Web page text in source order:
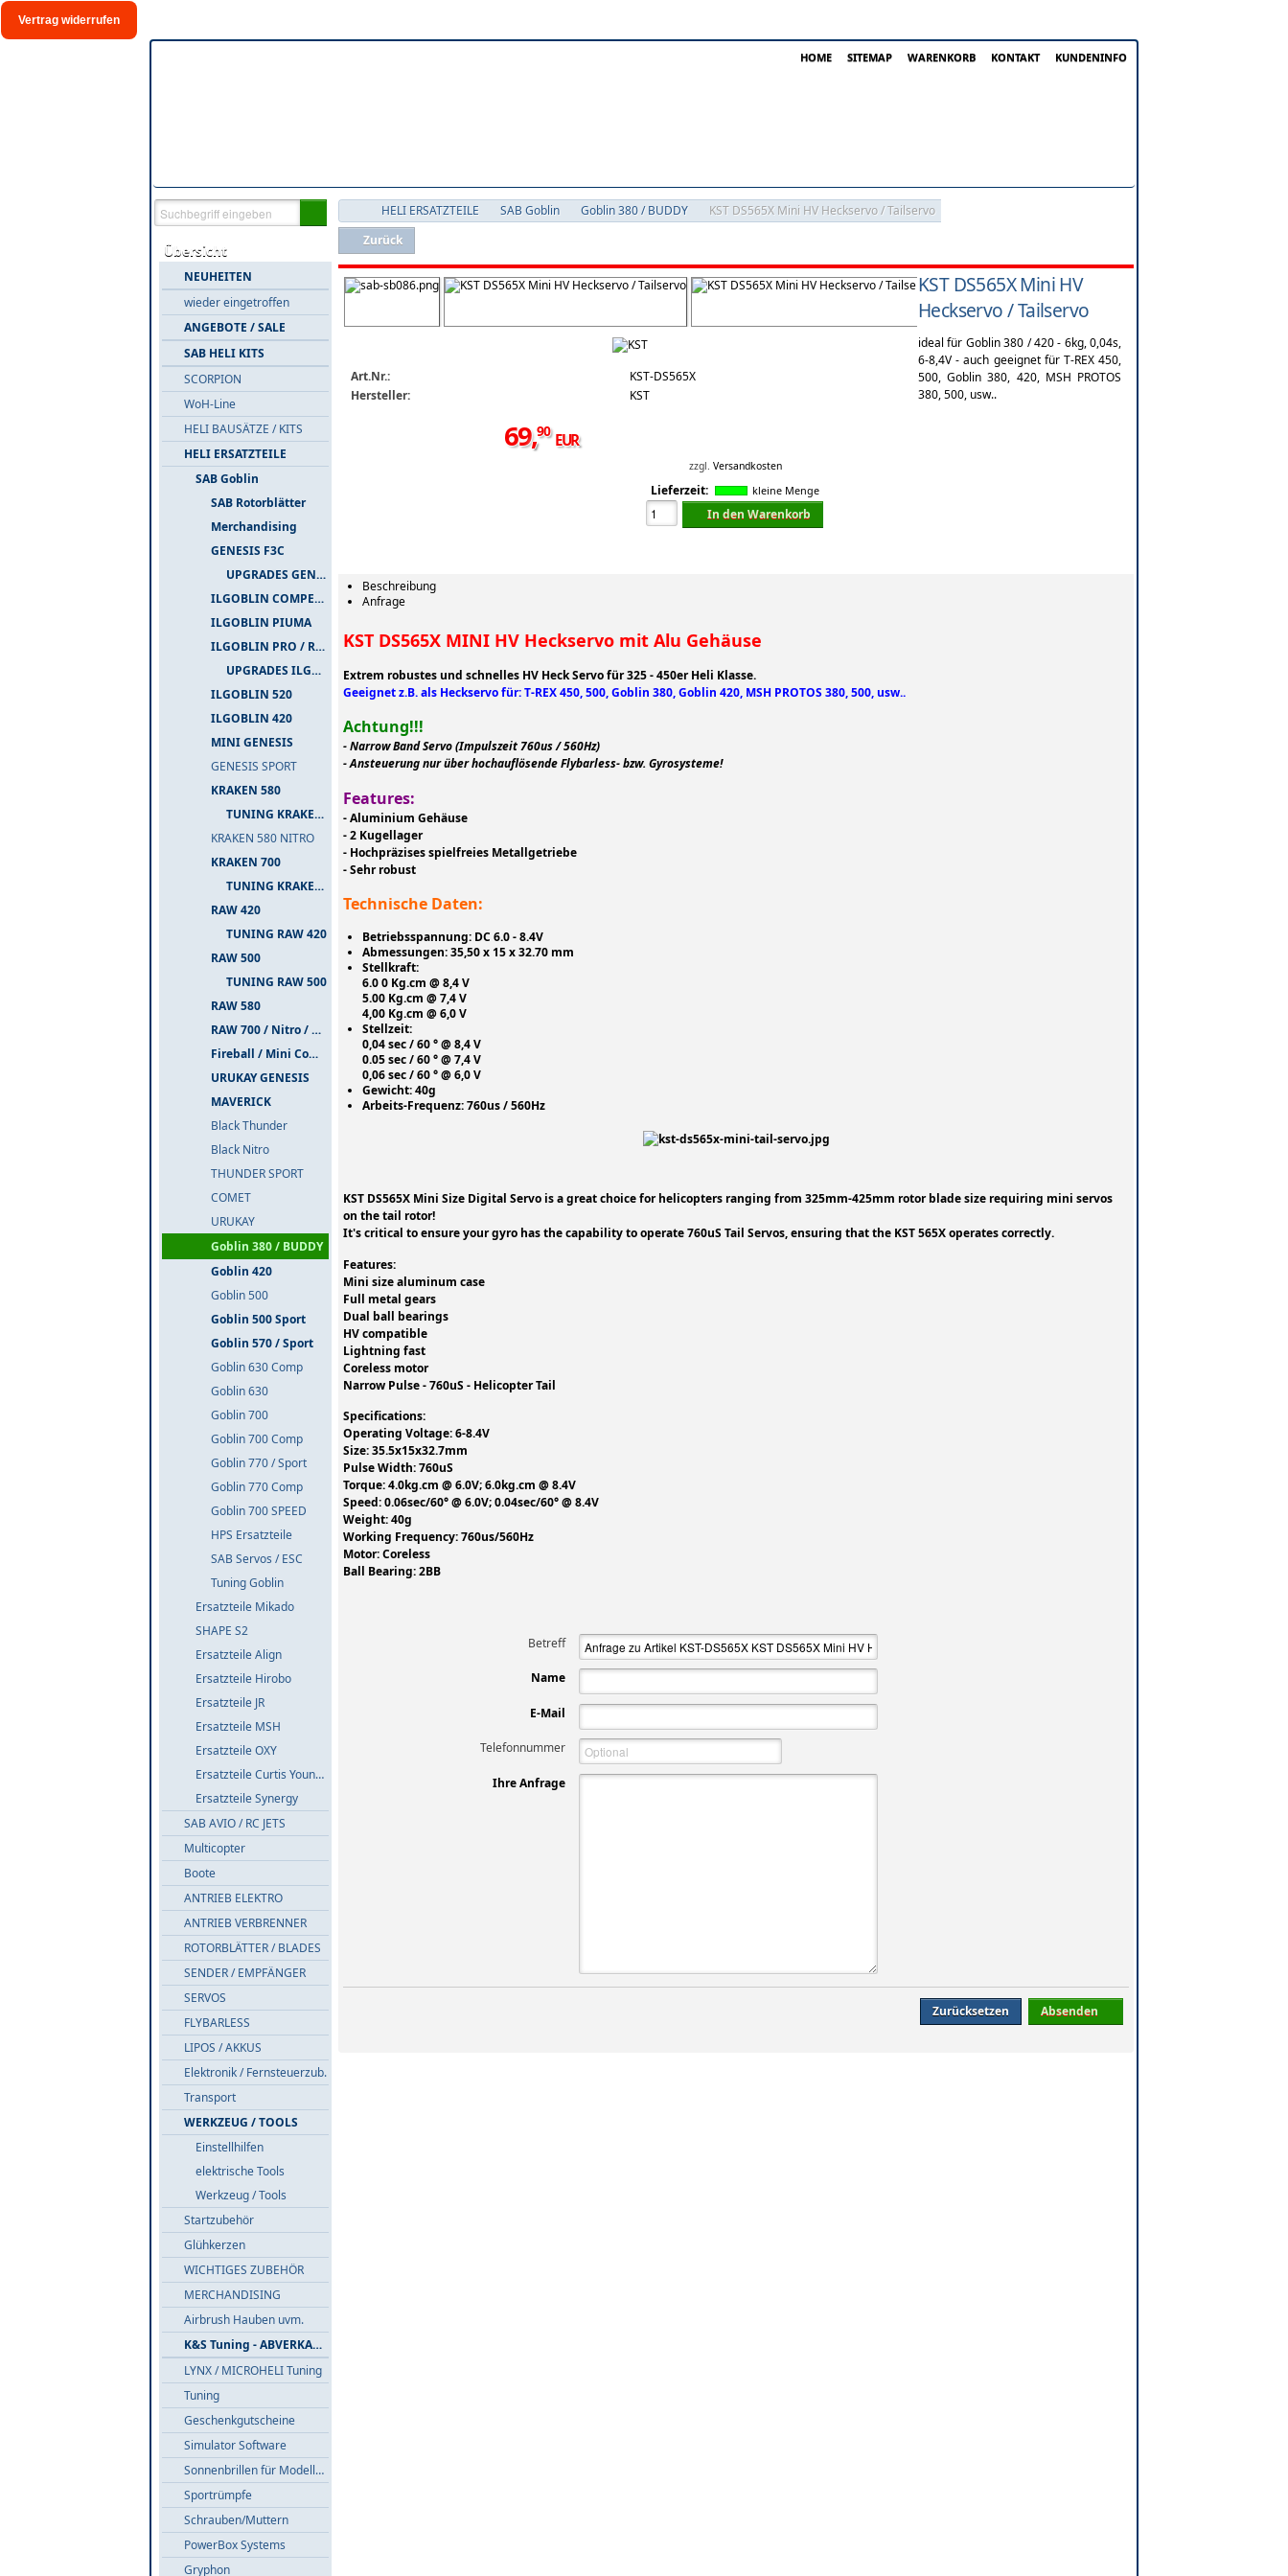
Vertrag widerrufen
HOME SITEMAP WARENKORB KONTAKT KUNDENINFO
Übersicht
NEUHEITEN
wieder eingetroffen
ANGEBOTE / SALE
SAB HELI KITS
SCORPION
WoH-Line
HELI BAUSÄTZE / KITS
HELI ERSATZTEILE
SAB Goblin
SAB Rotorblätter
Merchandising
GENESIS F3C
UPGRADES GENESIS F3C
ILGOBLIN COMPETIZIONE
ILGOBLIN PIUMA
ILGOBLIN PRO / RAW 700
UPGRADES ILGOBLIN PRO / RAW 700
ILGOBLIN 520
ILGOBLIN 420
MINI GENESIS
GENESIS SPORT
KRAKEN 580
TUNING KRAKEN 580
KRAKEN 580 NITRO
KRAKEN 700
TUNING KRAKEN 700
RAW 420
TUNING RAW 420
RAW 500
TUNING RAW 500
RAW 580
RAW 700 / Nitro / PIUMA
Fireball / Mini Comet
URUKAY GENESIS
MAVERICK
Black Thunder
Black Nitro
THUNDER SPORT
COMET
URUKAY
Goblin 380 / BUDDY
Goblin 420
Goblin 500
Goblin 500 Sport
Goblin 570 / Sport
Goblin 630 Comp
Goblin 630
Goblin 700
Goblin 700 Comp
Goblin 770 / Sport
Goblin 770 Comp
Goblin 700 SPEED
HPS Ersatzteile
SAB Servos / ESC
Tuning Goblin
Ersatzteile Mikado
SHAPE S2
Ersatzteile Align
Ersatzteile Hirobo
Ersatzteile JR
Ersatzteile MSH
Ersatzteile OXY
Ersatzteile Curtis Youngblood
Ersatzteile Synergy
SAB AVIO / RC JETS
Multicopter
Boote
ANTRIEB ELEKTRO
ANTRIEB VERBRENNER
ROTORBLÄTTER / BLADES
SENDER / EMPFÄNGER
SERVOS
FLYBARLESS
LIPOS / AKKUS
Elektronik / Fernsteuerzub.
Transport
WERKZEUG / TOOLS
Einstellhilfen
elektrische Tools
Werkzeug / Tools
Startzubehör
Glühkerzen
WICHTIGES ZUBEHÖR
MERCHANDISING
Airbrush Hauben uvm.
K&S Tuning - ABVERKAUF
LYNX / MICROHELI Tuning
Tuning
Geschenkgutscheine
Simulator Software
Sonnenbrillen für Modellflieger
Sportrümpfe
Schrauben/Muttern
PowerBox Systems
Gryphon
HELI ERSATZTEILE SAB Goblin Goblin 380 / BUDDY
KST DS565X Mini HV Heckservo / Tailservo
Zurück
Art.Nr.:
KST-DS565X
Hersteller:
KST
KST DS565X Mini HV
Heckservo / Tailservo
ideal für Goblin 380 / 420 - 6kg, 0,04s,
6-8,4V - auch geeignet für T-REX 450,
500, Goblin 380, 420, MSH PROTOS
380, 500, usw..
69,90 EUR
zzgl. Versandkosten
Lieferzeit: kleine Menge
In den Warenkorb
Beschreibung
Anfrage
KST DS565X MINI HV Heckservo mit Alu Gehäuse
Extrem robustes und schnelles HV Heck Servo für 325 - 450er Heli Klasse.
Geeignet z.B. als Heckservo für: T-REX 450, 500, Goblin 380, Goblin 420, MSH PROTOS 380, 500, usw..
Achtung!!!
-Narrow Band Servo (Impulszeit 760us / 560Hz)
- Ansteuerung nur über hochauflösende Flybarless- bzw. Gyrosysteme!
Features:
- Aluminium Gehäuse
- 2 Kugellager
- Hochpräzises spielfreies Metallgetriebe
- Sehr robust
Technische Daten:
Betriebsspannung: DC 6.0 - 8.4V
Abmessungen: 35,50 x 15 x 32.70 mm
Stellkraft:
6.0 0 Kg.cm @ 8,4 V
5.00 Kg.cm @ 7,4 V
4,00 Kg.cm @ 6,0 V
Stellzeit:
0,04 sec / 60 ° @ 8,4 V
0.05 sec / 60 ° @ 7,4 V
0,06 sec / 60 ° @ 6,0 V
Gewicht: 40g
Arbeits-Frequenz: 760us / 560Hz
KST DS565X Mini Size Digital Servo is a great choice for helicopters ranging from 325mm-425mm rotor blade size requiring mini servos
on the tail rotor!
It's critical to ensure your gyro has the capability to operate 760uS Tail Servos, ensuring that the KST 565X operates correctly.
Features:
Mini size aluminum case
Full metal gears
Dual ball bearings
HV compatible
Lightning fast
Coreless motor
Narrow Pulse - 760uS - Helicopter Tail
Specifications:
Operating Voltage: 6-8.4V
Size: 35.5x15x32.7mm
Pulse Width: 760uS
Torque: 4.0kg.cm @ 6.0V; 6.0kg.cm @ 8.4V
Speed: 0.06sec/60° @ 6.0V; 0.04sec/60° @ 8.4V
Weight: 40g
Working Frequency: 760us/560Hz
Motor: Coreless
Ball Bearing: 2BB
Betreff
Name
E-Mail
Telefonnummer
Ihre Anfrage
Zurücksetzen Absenden